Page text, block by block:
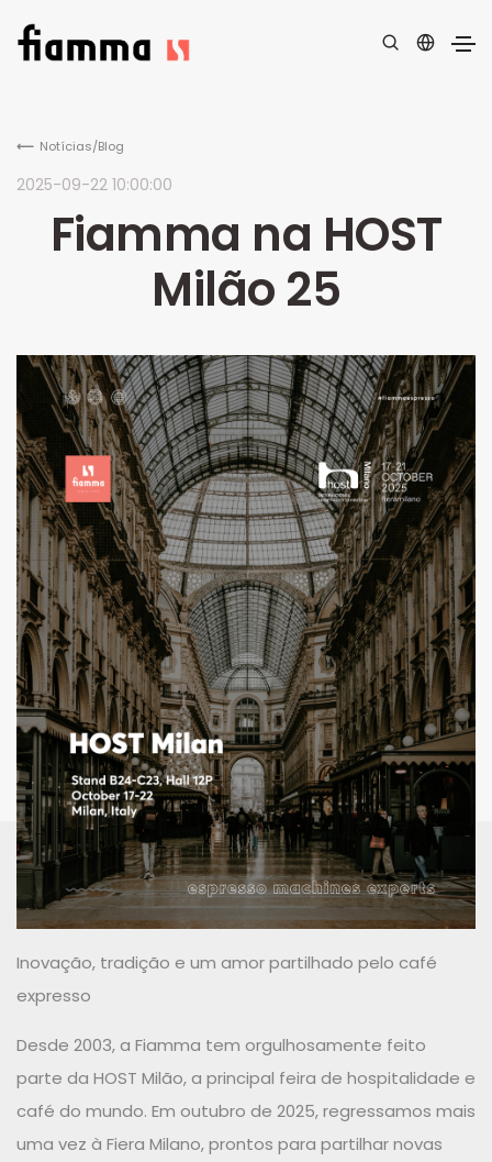
Notícias/Blog
2025-09-22 10:00:00
Fiamma na HOST
Milão 25
Inovação, tradição e um amor partilhado pelo café
expresso
Desde 2003, a Fiamma tem orgulhosamente feito
parte da HOST Milão, a principal feira de hospitalidade e
café do mundo. Em outubro de 2025, regressamos mais
uma vez à Fiera Milano, prontos para partilhar novas